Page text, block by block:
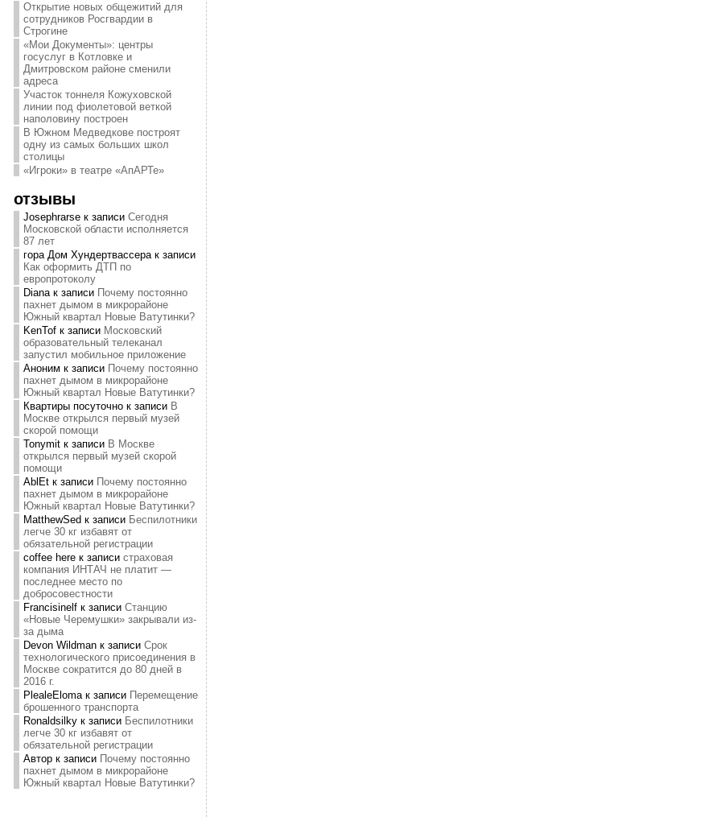
Открытие новых общежитий для
сотрудников Росгвардии в
Строгине
«Мои Документы»: центры
госуслуг в Котловке и
Дмитровском районе сменили
адреса
Участок тоннеля Кожуховской
линии под фиолетовой веткой
наполовину построен
В Южном Медведкове построят
одну из самых больших школ
столицы
«Игроки» в театре «АпАРТе»
отзывы
Josephrarseк записи Сегодня
Московской области исполняется
87 лет
гора Дом Хундертвассерак записи
Как оформить ДТП по
европротоколу
Dianaк записи Почему постоянно
пахнет дымом в микрорайоне
Южный квартал Новые Ватутинки?
KenTofк записи Московский
образовательный телеканал
запустил мобильное приложение
Аноним к записи Почему постоянно
пахнет дымом в микрорайоне
Южный квартал Новые Ватутинки?
Квартиры посуточнок записи В
Москве открылся первый музей
скорой помощи
Tonymitк записи В Москве
открылся первый музей скорой
помощи
AblEtк записи Почему постоянно
пахнет дымом в микрорайоне
Южный квартал Новые Ватутинки?
MatthewSed к записи Беспилотники
легче 30 кг избавят от
обязательной регистрации
coffee hereк записи страховая
компания ИНТАЧ не платит —
последнее место по
добросовестности
Francisinelfк записи Станцию
«Новые Черемушки» закрывали из-
за дыма
Devon Wildmanк записи Срок
технологического присоединения в
Москве сократится до 80 дней в
2016 г.
PlealeElomaк записи Перемещение
брошенного транспорта
Ronaldsilkyк записи Беспилотники
легче 30 кг избавят от
обязательной регистрации
Авторк записи Почему постоянно
пахнет дымом в микрорайоне
Южный квартал Новые Ватутинки?